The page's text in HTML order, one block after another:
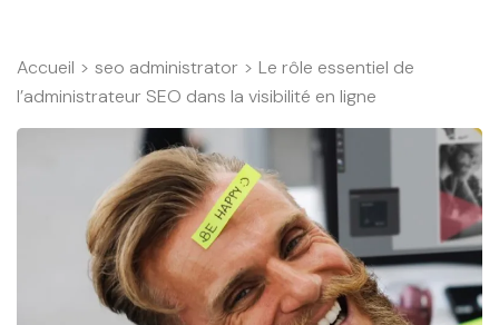
Accueil > seo administrator > Le rôle essentiel de
l’administrateur SEO dans la visibilité en ligne